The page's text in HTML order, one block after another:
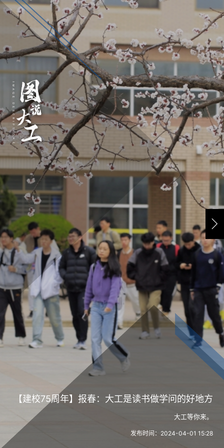
【建校75周年】报春：大工是读书做学问的好地方
大工等你来。
发布时间：2024-04-01 15:28